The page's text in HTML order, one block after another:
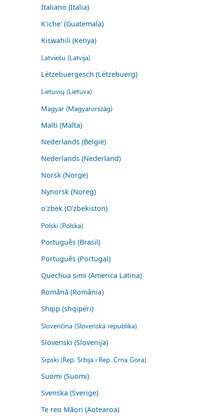
Italiano (Italia)
K'iche' (Guatemala)
Kiswahili (Kenya)
Latviešu (Latvija)
Lëtzebuergesch (Lëtzebuerg)
Lietuvių (Lietuva)
Magyar (Magyarország)
Malti (Malta)
Nederlands (België)
Nederlands (Nederland)
Norsk (Norge)
Nynorsk (Noreg)
o'zbek (O'zbekiston)
Polski (Polska)
Português (Brasil)
Português (Portugal)
Quechua simi (America Latina)
Română (România)
Shqip (shqipëri)
Slovenčina (Slovenská republika)
Slovenski (Slovenija)
Srpski (Rep. Srbija i Rep. Crna Gora)
Suomi (Suomi)
Svenska (Sverige)
Te reo Māori (Aotearoa)